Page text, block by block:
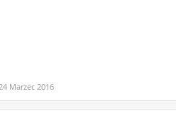
Marzec 2016